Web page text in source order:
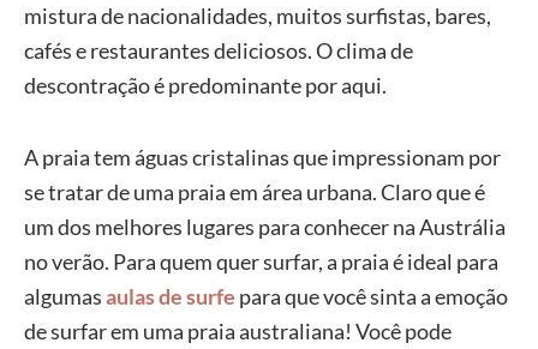
mistura de nacionalidades, muitos surfistas, bares,
cafés e restaurantes deliciosos. O clima de
descontração é predominante por aqui.
A praia tem águas cristalinas que impressionam por
se tratar de uma praia em área urbana. Claro que é
um dos melhores lugares para conhecer na Austrália
no verão. Para quem quer surfar, a praia é ideal para
algumasaulas de surfe para que você sinta a emoção
de surfar em uma praia australiana! Você pode